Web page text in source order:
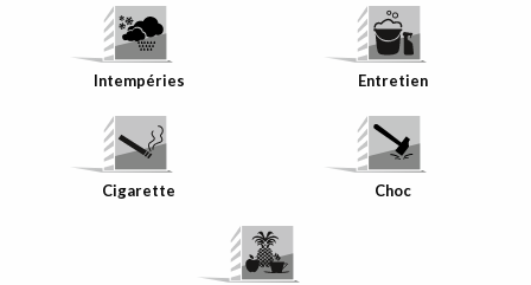
Intempéries Entretien
Cigarette Choc